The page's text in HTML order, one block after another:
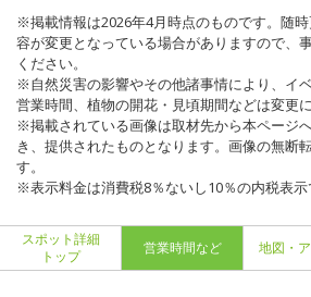
※掲載情報は2026年4月時点のものです。随
容が変更となっている場合がありますので、
ください。
※自然災害の影響やその他諸事情により、イ
営業時間、植物の開花・見頃期間などは変更
※掲載されている画像は取材先から本ページ
き、提供されたものとなります。画像の無断
す。
※表示料金は消費税8％ないし10％の内税表示
スポット詳細
トップ
営業時間など 地図・